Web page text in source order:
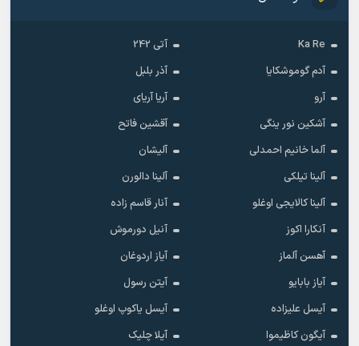
Ka Re
آتی 242
آدم گوموشکایا
آذر بلبل
آرو
آریا آریای
آشکین نور ینگی
آقشین فاتح
آلما خانیم احمدلی
آلیشان
آلینا تیلکی
آلینا دالورن
آلینا کالایجی اوغلو
آنار قاسم زاده
آنکارا اکوز
آنیل دورموش
آهسن آلماز
آیاز اردوغان
آیاز بابایو
آیتن رسول
آیسل علیزاده
آیسل یاکوپ اوغلو
آیگون کاظیموا
آیلا چلیک